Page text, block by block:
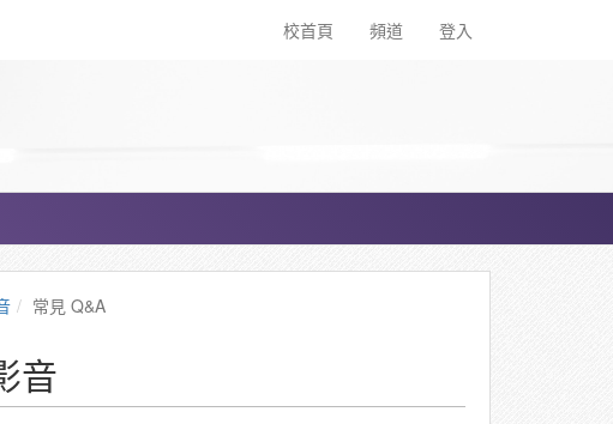
校首頁 頻道 登入
常見 Q&A
音